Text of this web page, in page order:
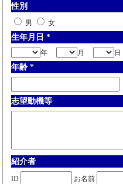
性別
男 女
生年月日 *
年 月 日
年齢 *
志望動機等
紹介者
ID お名前